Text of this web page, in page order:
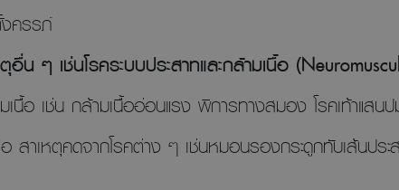
ครรภ์
น ๆ เช่นโรคระบบประสาทและกล้ามเนื้อ
มเนื้อ เช่น กล้ามเนื้ออ่อนแรง พิการทางสมอง โรคเท้าแส
าเหตุคดจากโรคต่าง ๆ เช่นหมอนรองกระดูกทับเส้นประ